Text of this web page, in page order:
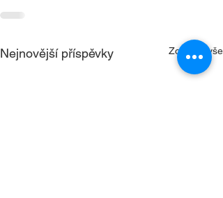
Nejnovější příspěvky Zobrazit vše